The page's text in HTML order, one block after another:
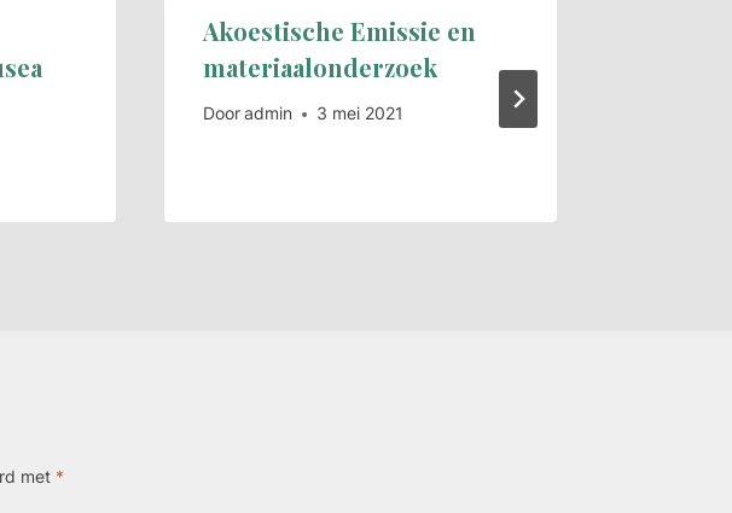
Akoestische Emissie en
materiaalonderzoek
Door admin 3 mei 2021
met *